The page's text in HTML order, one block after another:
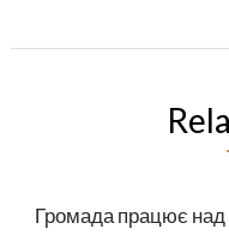
Громада працює над